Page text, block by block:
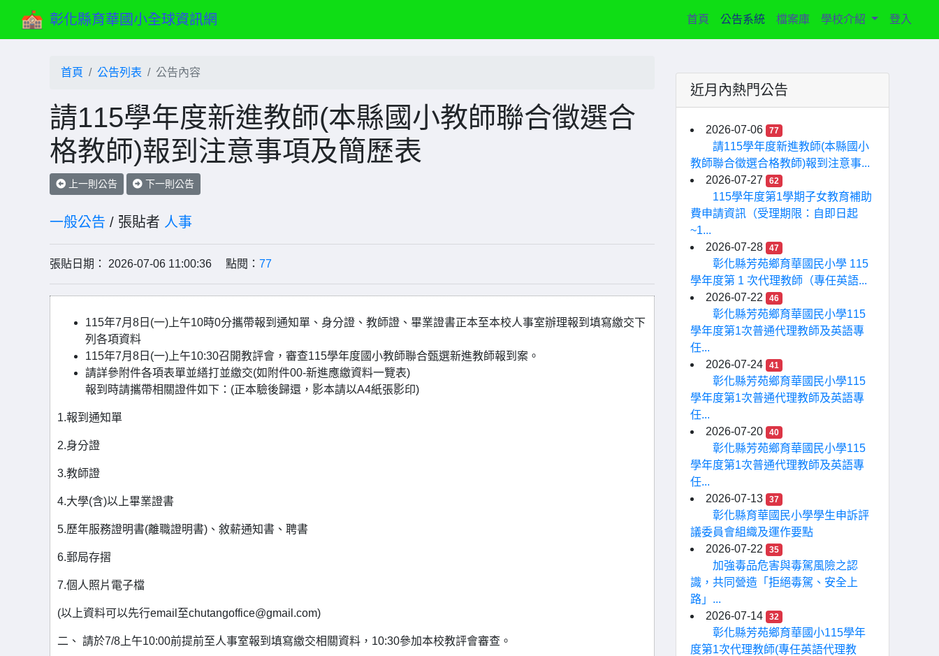
彰化縣育華國小全球資訊網 首頁 (current)
公告系統 檔案庫 學校介紹 登入
首頁 公告列表 公告內容
請115學年度新進教師(本縣國小教師聯合徵選合
格教師)報到注意事項及簡歷表
上一則公告 下一則公告
一般公告 / 張貼者 人事
張貼日期： 2026-07-06 11:00:36 點閱： 77
115年7月8日(一)上午10時0分攜帶報到通知單、身分證、教師證、畢業證書正本至本校人事室辦理報到填寫繳交下
列各項資料
115年7月8日(一)上午10:30召開教評會，審查115學年度國小教師聯合甄選新進教師報到案。
請詳參附件各項表單並繕打並繳交(如附件00-新進應繳資料一覽表)
報到時請攜帶相關證件如下：(正本驗後歸還，影本請以A4紙張影印)
1.報到通知單
2.身分證
3.教師證
4.大學(含)以上畢業證書
5.歷年服務證明書(離職證明書)、敘薪通知書、聘書
6.郵局存摺
7.個人照片電子檔
(以上資料可以先行email至chutangoffice@gmail.com)
二、 請於7/8上午10:00前提前至人事室報到填寫繳交相關資料，10:30參加本校教評會審查。
近月內熱門公告
2026-07-06 77
請115學年度新進教師(本縣國小
教師聯合徵選合格教師)報到注意事...
2026-07-27
62
115學年度第1學期子女教育補助
費申請資訊（受理期限：自即日起
~1...
2026-07-28
47
彰化縣芳苑鄉育華國民小學 115
學年度第 1 次代理教師（專任英語...
2026-07-22
46
彰化縣芳苑鄉育華國民小學115
學年度第1次普通代理教師及英語專
任...
2026-07-24
41
彰化縣芳苑鄉育華國民小學115
學年度第1次普通代理教師及英語專
任...
2026-07-20
40
彰化縣芳苑鄉育華國民小學115
學年度第1次普通代理教師及英語專
任...
2026-07-13
37
彰化縣育華國民小學學生申訴評
議委員會組織及運作要點
2026-07-22
35
加強毒品危害與毒駕風險之認
識，共同營造「拒絕毒駕、安全上
路」...
2026-07-14
32
彰化縣芳苑鄉育華國小115學年
度第1次代理教師(專任英語代理教